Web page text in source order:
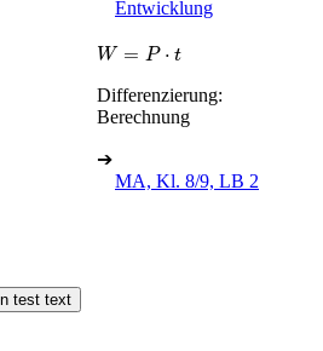
Entwicklung
W= t
Differenzierung:
Berechnung
➔
MA, Kl. 8/9, LB 2
test text